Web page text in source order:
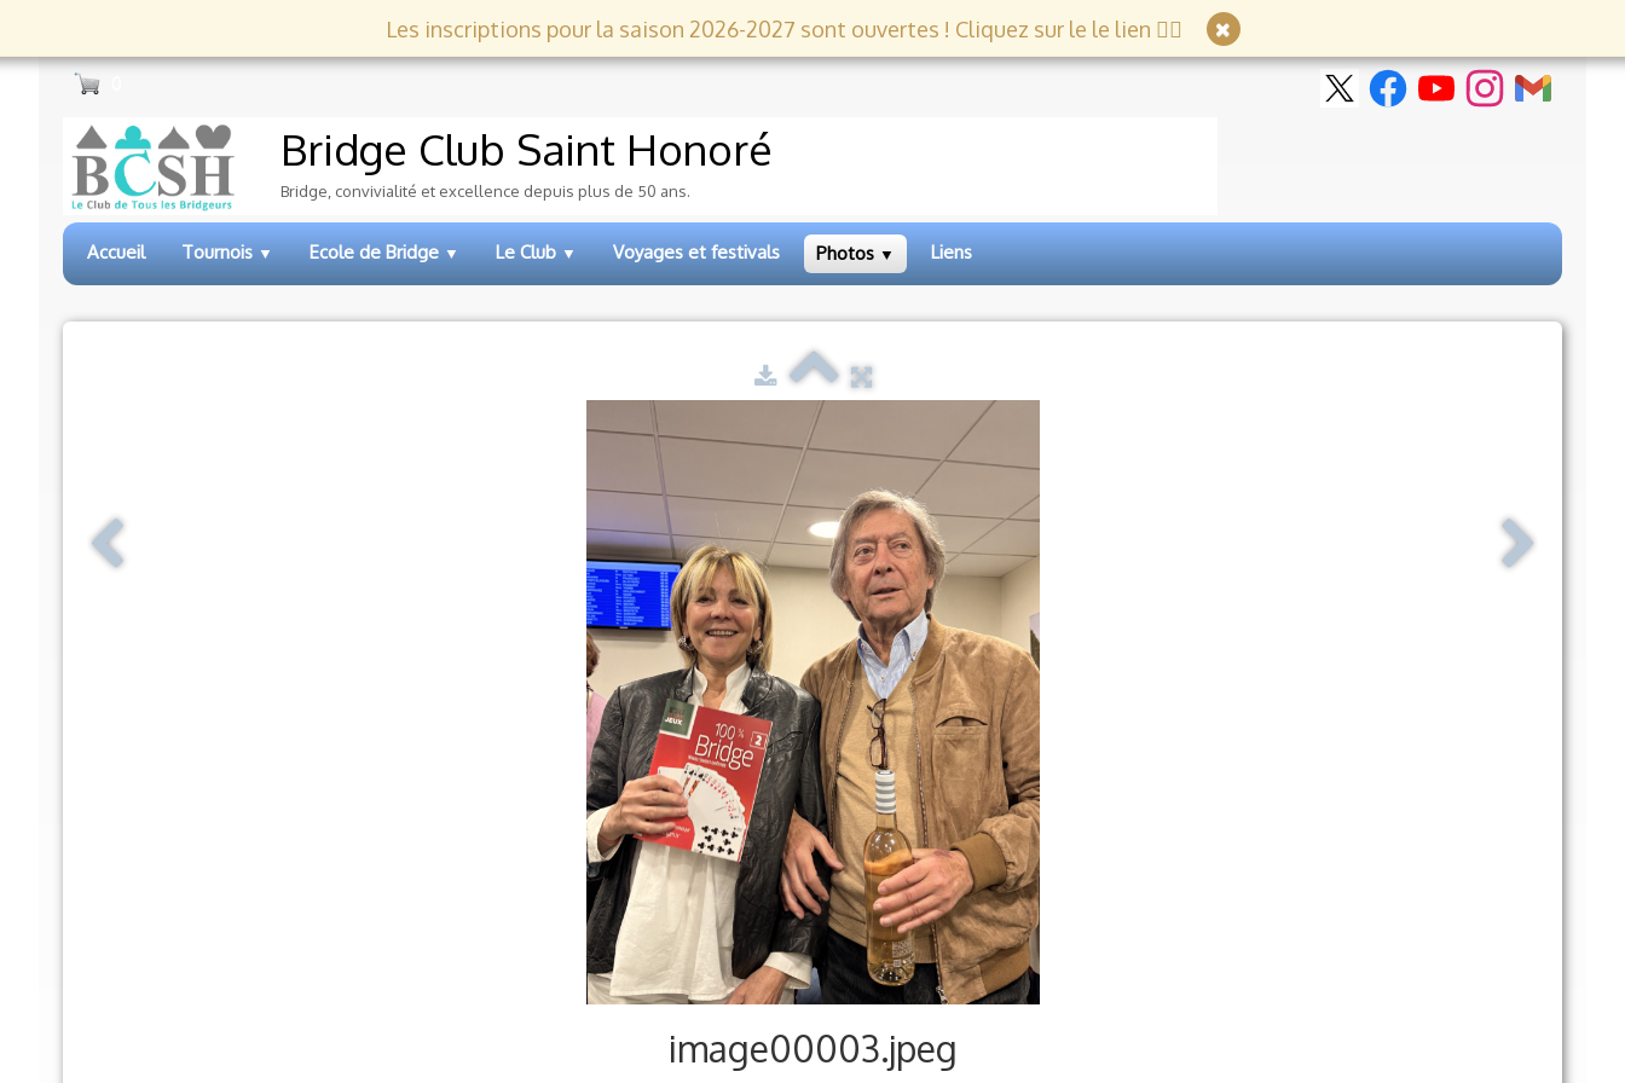
Les inscriptions pour la saison 2026-2027 sont ouvertes ! Cliquez sur le le lien 👇🏻
Bridge Club Saint Honoré
Bridge, convivialité et excellence depuis plus de 50 ans.
Accueil Tournois ▼ Ecole de Bridge ▼ Le Club ▼ Voyages et festivals Photos ▼ Liens
image00003.jpeg